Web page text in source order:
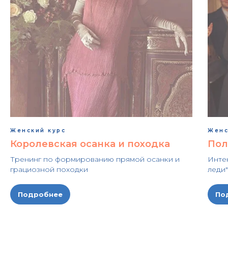
Женский курс
Королевская осанка и походка
Тренинг по формированию прямой осанки и
грациозной походки
Подробнее
леди"